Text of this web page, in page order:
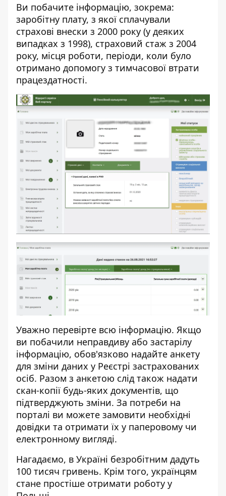
Ви побачите інформацію, зокрема:
заробітну плату, з якої сплачували
страхові внески з 2000 року (у деяких
випадках з 1998), страховий стаж з 2004
року, місця роботи, періоди, коли було
отримано допомогу з тимчасової втрати
працездатності.
Уважно перевірте всю інформацію. Якщо
ви побачили неправдиву або застарілу
інформацію, обов'язково надайте анкету
для зміни даних у Реєстрі застрахованих
осіб. Разом з анкетою слід також надати
скан-копії будь-яких документів, що
підтверджують зміни. За потреби на
порталі ви можете замовити необхідні
довідки та отримати їх у паперовому чи
електронному вигляді.
Нагадаємо, в Україні безробітним дадуть
100 тисяч гривень. Крім того, українцям
стане простіше отримати роботу у